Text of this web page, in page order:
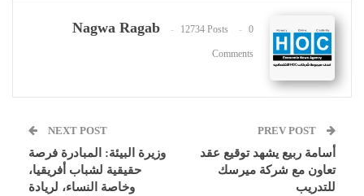
Nagwa Ragab 12734 Posts 0
Comments
أسامة ربيع يشهد توقيع عقد
تعاون مع شركة ميرسك
للتدريب
NEXT POST
وزيرة البيئة: المبادرة فرصة
حقيقية لشباب أفريقيا،
وخاصة النساء، لريادة